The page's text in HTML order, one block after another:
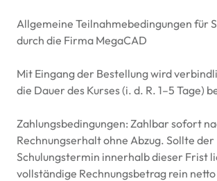
Allgemeine Teilnahmebedingungen für
durch die Firma MegaCAD
Mit Eingang der Bestellung wird
die Dauer des Kurses (i. d. R. 1–5 Tage)
Zahlungsbedingungen: Zahlbar sofort
Rechnungserhalt ohne Abzug. Sollte der
Schulungstermin innerhalb dieser Frist
vollständige Rechnungsbetrag rein